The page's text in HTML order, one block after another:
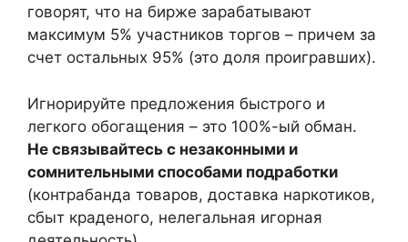
говорят, что на бирже зарабатывают
максимум 5% участников торгов – причем за
счет остальных 95% (это доля проигравших).
Игнорируйте предложения быстрого и
легкого обогащения – это 100%-ый обман.
Не связывайтесь с незаконными и
сомнительными способами подработки
(контрабанда товаров, доставка наркотиков,
сбыт краденого, нелегальная игорная